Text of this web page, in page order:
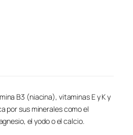
B3 (niacina), vitaminas E y K y
por sus minerales como el
el yodo o el calcio.